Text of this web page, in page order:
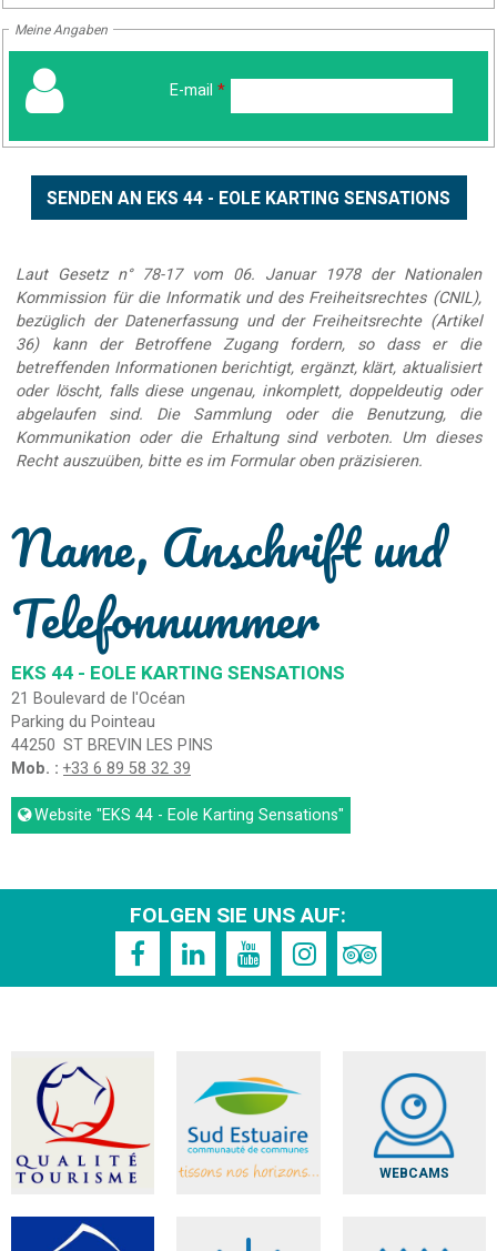
Meine Angaben
E-mail *
Laut Gesetz n° 78-17 vom 06. Januar 1978 der Nationalen
Kommission für die Informatik und des Freiheitsrechtes (CNIL),
bezüglich der Datenerfassung und der Freiheitsrechte (Artikel
36) kann der Betroffene Zugang fordern, so dass er die
betreffenden Informationen berichtigt, ergänzt, klärt, aktualisiert
oder löscht, falls diese ungenau, inkomplett, doppeldeutig oder
abgelaufen sind. Die Sammlung oder die Benutzung, die
Kommunikation oder die Erhaltung sind verboten. Um dieses
Recht auszuüben, bitte es im Formular oben präzisieren.
Name, Anschrift und
Telefonnummer
EKS 44 - EOLE KARTING SENSATIONS
21 Boulevard de l'Océan
Parking du Pointeau
44250 ST BREVIN LES PINS
Mob. : +33 6 89 58 32 39
Website "EKS 44 - Eole Karting Sensations"
FOLGEN SIE UNS AUF:
WEBCAMS